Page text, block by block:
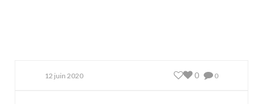
12 juin 2020 0
0